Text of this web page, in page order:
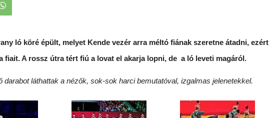
ló köré épült, melyet Kende vezér arra méltó fiának szeretne átadni, ezért
fiait. A rossz útra tért fiú a lovat el akarja lopni, de a ló leveti magáról.
darabot láthattak a nézők, sok-sok harci bemutatóval, izgalmas jelenetekkel.